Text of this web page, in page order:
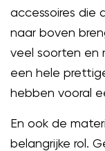
accessoires die
naar boven
veel soorten en
een hele
hebben vooral
En ook de
belangrijke rol.